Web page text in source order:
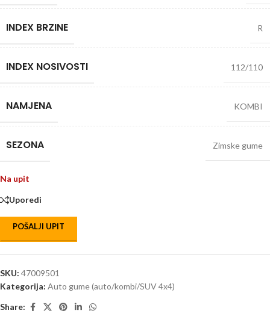
INDEX BRZINE R
INDEX NOSIVOSTI 112/110
NAMJENA KOMBI
SEZONA Zimske gume
Na upit
Uporedi
POŠALJI UPIT
SKU: 47009501
Kategorija: Auto gume (auto/kombi/SUV 4x4)
Share: